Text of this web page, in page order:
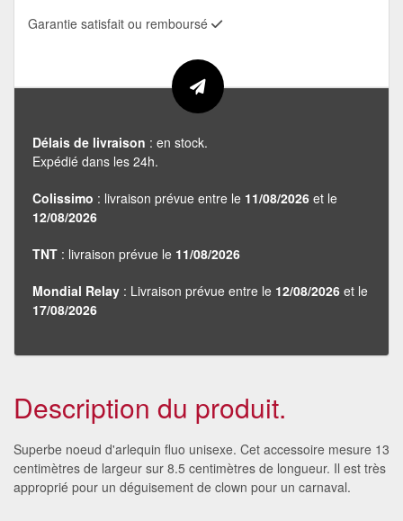
Garantie satisfait ou remboursé
Délais de livraison : en stock.
Expédié dans les 24h.
Colissimo : livraison prévue entre le 11/08/2026 et le
12/08/2026
TNT : livraison prévue le 11/08/2026
Mondial Relay : Livraison prévue entre le 12/08/2026 et le
17/08/2026
Description du produit.
Superbe noeud d'arlequin fluo unisexe. Cet accessoire mesure 13
centimètres de largeur sur 8.5 centimètres de longueur. Il est très
approprié pour un déguisement de clown pour un carnaval.